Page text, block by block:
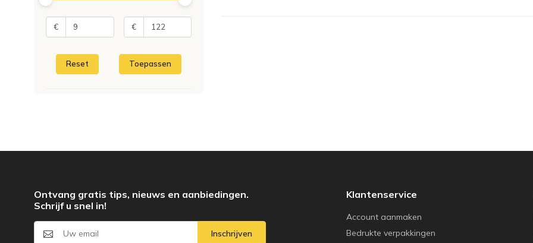
€ €
Reset Toepassen
Klantenservice
Account aanmaken
Bedrukte verpakkingen
Ontvang gratis tips, nieuws en aanbiedingen.
Schrijf u snel in!
Inschrijven